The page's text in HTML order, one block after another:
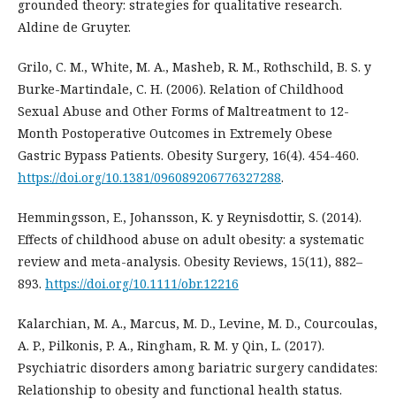
grounded theory: strategies for qualitative research.
Aldine de Gruyter.
Grilo, C. M., White, M. A., Masheb, R. M., Rothschild, B. S. y
Burke-Martindale, C. H. (2006). Relation of Childhood
Sexual Abuse and Other Forms of Maltreatment to 12-
Month Postoperative Outcomes in Extremely Obese
Gastric Bypass Patients. Obesity Surgery, 16(4). 454-460.
https://doi.org/10.1381/096089206776327288.
Hemmingsson, E., Johansson, K. y Reynisdottir, S. (2014).
Effects of childhood abuse on adult obesity: a systematic
review and meta-analysis. Obesity Reviews, 15(11), 882–
893. https://doi.org/10.1111/obr.12216
Kalarchian, M. A., Marcus, M. D., Levine, M. D., Courcoulas,
A. P., Pilkonis, P. A., Ringham, R. M. y Qin, L. (2017).
Psychiatric disorders among bariatric surgery candidates:
Relationship to obesity and functional health status.